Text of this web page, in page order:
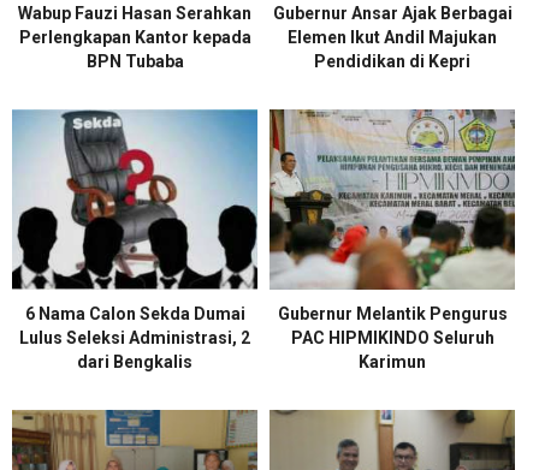
Wabup Fauzi Hasan Serahkan
Perlengkapan Kantor kepada
BPN Tubaba
Gubernur Ansar Ajak Berbagai
Elemen Ikut Andil Majukan
Pendidikan di Kepri
6 Nama Calon Sekda Dumai
Lulus Seleksi Administrasi, 2
dari Bengkalis
Gubernur Melantik Pengurus
PAC HIPMIKINDO Seluruh
Karimun